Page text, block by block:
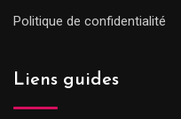
Politique de confidentialité
Liens guides